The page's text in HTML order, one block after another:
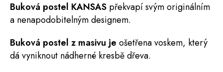
Buková postel KANSAS překvapí svým originálním
a nenapodobitelným designem.
Buková postel z masivu je ošetřena voskem, který
dá vyniknout nádherné kresbě dřeva.